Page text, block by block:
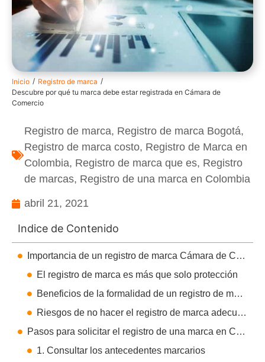
Inicio / Registro de marca /
Descubre por qué tu marca debe estar registrada en Cámara de
Comercio
Registro de marca, Registro de marca Bogotá,
Registro de marca costo, Registro de Marca en
Colombia, Registro de marca que es, Registro
de marcas, Registro de una marca en Colombia
abril 21, 2021
Indice de Contenido
Importancia de un registro de marca Cámara de Comercio
El registro de marca es más que solo protección
Beneficios de la formalidad de un registro de marca
Riesgos de no hacer el registro de marca adecuadamente en Colombia
Pasos para solicitar el registro de una marca en Colombia
1. Consultar los antecedentes marcarios